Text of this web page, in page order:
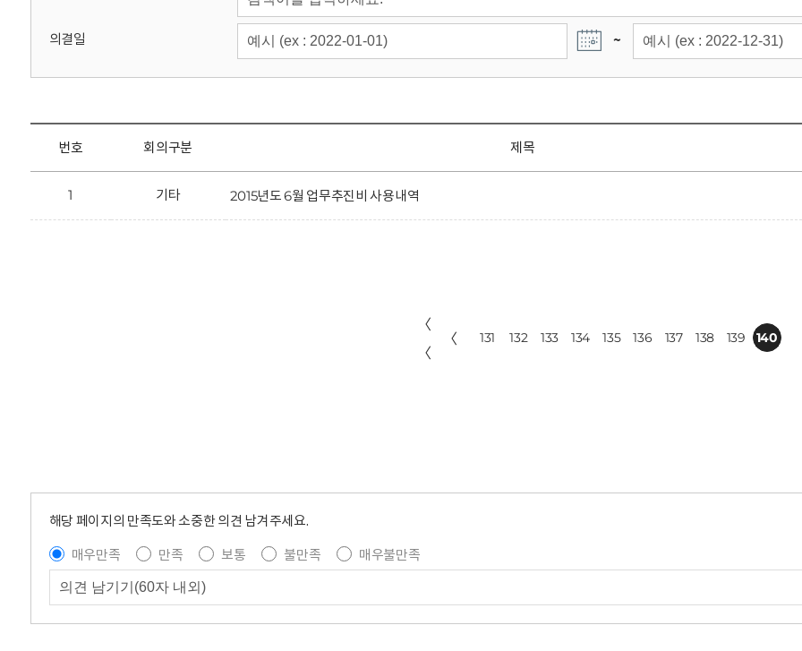
의결일 ~
번호 회의구분 제목
1 기타 2015년도 6월 업무추진비 사용내역
〈
〈
〈 131 132 133 134 135 136 137 138 139 140
해당 페이지의 만족도와 소중한 의견 남겨주세요.
매우만족
만족 보통 불만족 매우불만족